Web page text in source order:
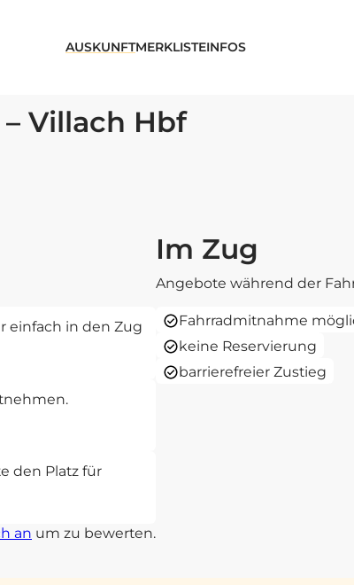
AUSKUNFTMERKLISTEINFOS
Villach Hbf
einfach in den Zug
den Platz für
an um zu bewerten.
Im Zug
Angebote während der
Fahrradmitnahme
keine Reservierung
barrierefreier Zustieg